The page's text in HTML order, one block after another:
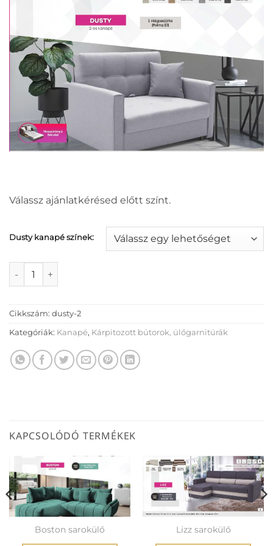
Válassz ajánlatkérésed előtt színt.
Dusty kanapé színek:
Dusty 2-es kanapé mennyiség
Cikkszám: dusty-2
Kategóriák: Kanapé, Kárpitozott bútorok, ülőgarnitúrák
KAPCSOLÓDÓ TERMÉKEK
Boston sarokülő Lizz sarokülő